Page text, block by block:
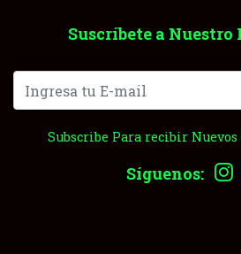
Suscríbete a
Subscribe Para recibir
Síguenos: